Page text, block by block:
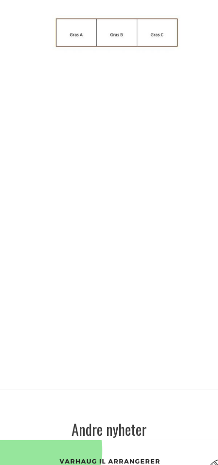
Andre nyheter